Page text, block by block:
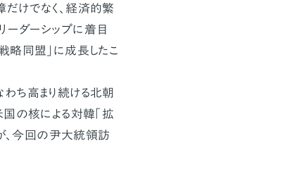
けでなく、経済的繁
ダーシップに着目
略同盟」に成長したこ
ち高まり続ける北朝
の核による対韓「拡
、今回の尹大統領訪